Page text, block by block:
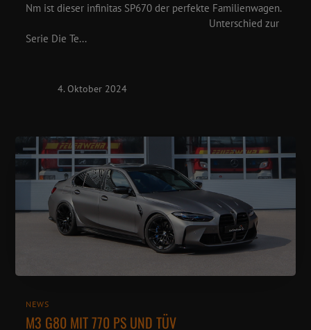
Nm ist dieser infinitas SP670 der perfekte Familienwagen.⁠
Unterschied zur
Serie Die Te...
4. Oktober 2024
NEWS
M3 G80 MIT 770 PS UND TÜV